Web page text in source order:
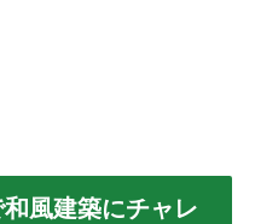
和風建築にチャレ